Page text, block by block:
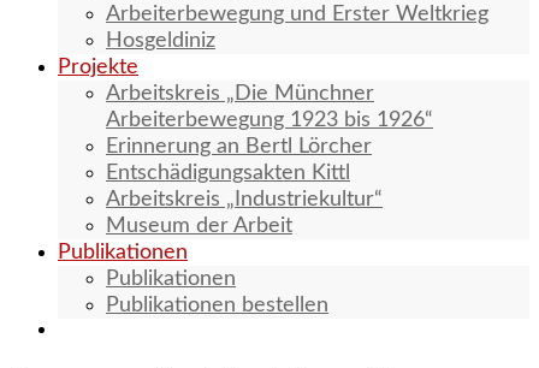
Arbeiterbewegung und Erster Weltkrieg
Hosgeldiniz
Projekte
Arbeitskreis „Die Münchner
Arbeiterbewegung 1923 bis 1926“
Erinnerung an Bertl Lörcher
Entschädigungsakten Kittl
Arbeitskreis „Industriekultur“
Museum der Arbeit
Publikationen
Publikationen
Publikationen bestellen